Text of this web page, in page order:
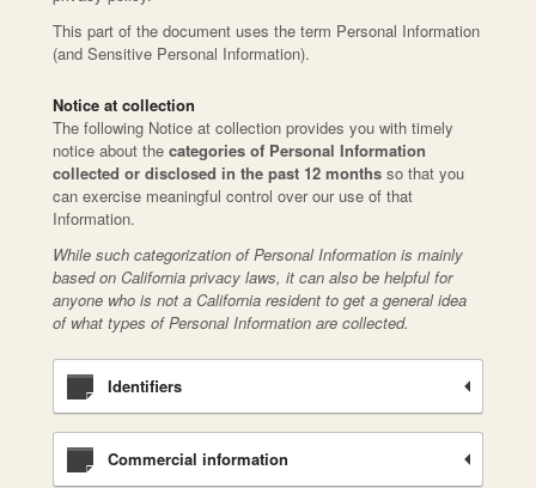
This part of the document uses the term Personal Information
(and Sensitive Personal Information).
Notice at collection
The following Notice at collection provides you with timely
notice about the categories of Personal Information
collected or disclosed in the past 12 months so that you
can exercise meaningful control over our use of that
Information.
While such categorization of Personal Information is mainly
based on California privacy laws, it can also be helpful for
anyone who is not a California resident to get a general idea
of what types of Personal Information are collected.
Identifiers
Commercial information